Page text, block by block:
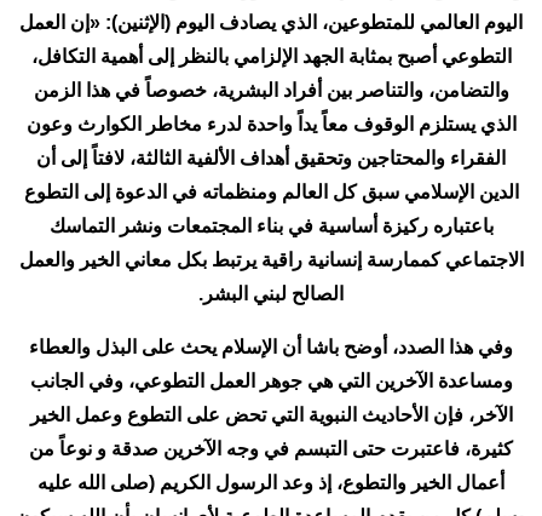
اليوم العالمي للمتطوعين، الذي يصادف اليوم (الإثنين): «إن العمل
التطوعي أصبح بمثابة الجهد الإلزامي بالنظر إلى أهمية التكافل،
والتضامن، والتناصر بين أفراد البشرية، خصوصاً في هذا الزمن
الذي يستلزم الوقوف معاً يداً واحدة لدرء مخاطر الكوارث وعون
الفقراء والمحتاجين وتحقيق أهداف الألفية الثالثة، لافتاً إلى أن
الدين الإسلامي سبق كل العالم ومنظماته في الدعوة إلى التطوع
باعتباره ركيزة أساسية في بناء المجتمعات ونشر التماسك
الاجتماعي كممارسة إنسانية راقية يرتبط بكل معاني الخير والعمل
الصالح لبني البشر.
وفي هذا الصدد، أوضح باشا أن الإسلام يحث على البذل والعطاء
ومساعدة الآخرين التي هي جوهر العمل التطوعي، وفي الجانب
الآخر، فإن الأحاديث النبوية التي تحض على التطوع وعمل الخير
كثيرة، فاعتبرت حتى التبسم في وجه الآخرين صدقة و نوعاً من
أعمال الخير والتطوع، إذ وعد الرسول الكريم (صلى الله عليه